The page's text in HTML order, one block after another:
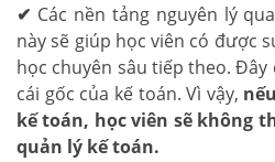
✔ Các nền tảng nguyên lý
này sẽ giúp học viên có được
học chuyên sâu tiếp theo.
cái gốc của kế toán. Vì vậy,
kế toán, học viên sẽ không
quản lý kế toán.